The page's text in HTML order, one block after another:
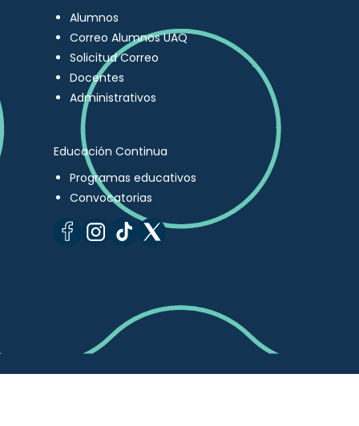
Alumnos
Correo Alumnos UAQ
Solicitud Correo
Docentes
Administrativos
Educación Continua
Programas educativos
Convocatorias